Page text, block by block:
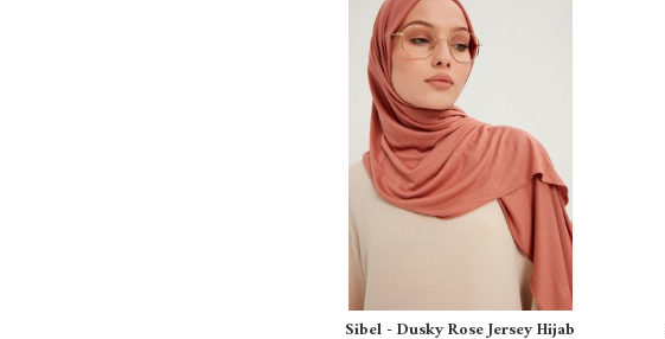
Sibel - Dusky Rose Jersey Hijab